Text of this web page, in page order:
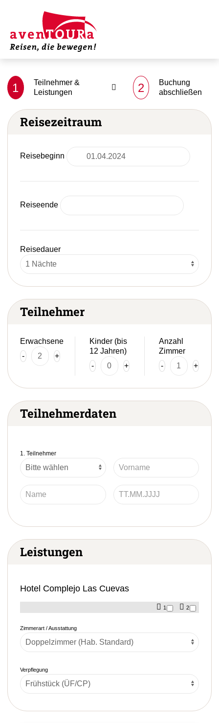
1
Teilnehmer &
Leistungen
2
Buchung
abschließen
Reisezeitraum
Reisebeginn
Reiseende
Reisedauer
Teilnehmer
Erwachsene
-
+
Kinder (bis
12 Jahren)
-
+
Anzahl
Zimmer
-
+
Teilnehmerdaten
1. Teilnehmer
Leistungen
Hotel Complejo Las Cuevas
1 2
Zimmerart / Ausstattung
Verpflegung